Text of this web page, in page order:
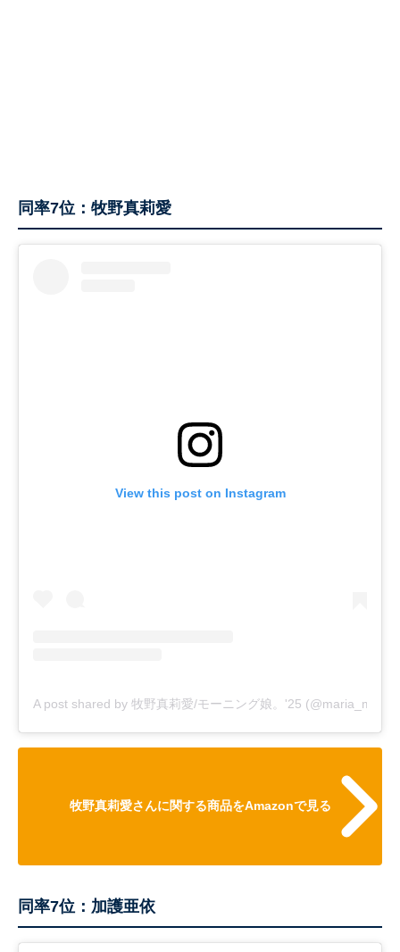
同率7位：牧野真莉愛
View this post on Instagram
A post shared by 牧野真莉愛/モーニング娘。'25
牧野真莉愛さんに関する商品をAmazonで見る
同率7位：加護亜依